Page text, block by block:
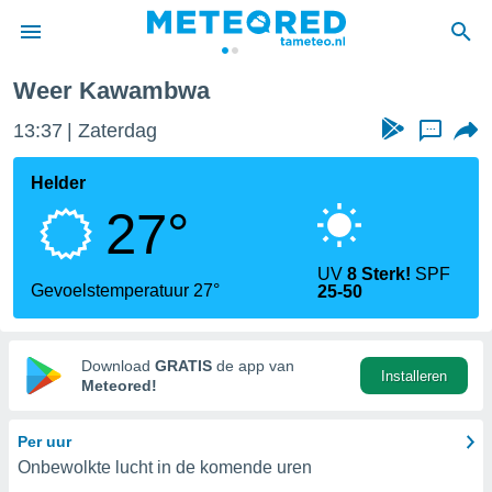
door
verstrekte
hoge
hebt de
voor
op basis
Weer Kawambwa
13:37 Zaterdag ...
Helder
27°
Gevoelstemperatuur 27°
UV8 Sterk! SPF
25-50
Download GRATIS de app van
Meteored!
Installeren
Per uur
Onbewolkte lucht in de komende uren